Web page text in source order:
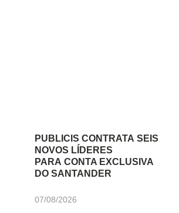
PUBLICIS CONTRATA SEIS
NOVOS LÍDERES
PARA CONTA EXCLUSIVA
DO SANTANDER
07/08/2026